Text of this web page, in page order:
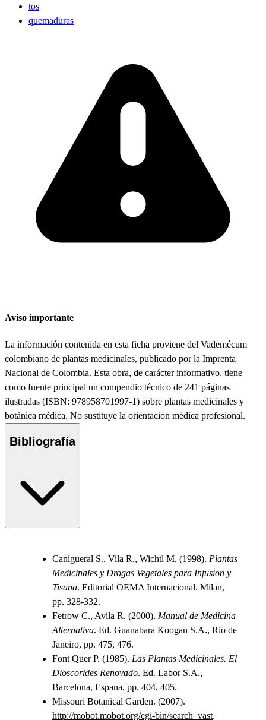
tos
quemaduras
Aviso importante
La información contenida en esta ficha proviene del Vademécum
colombiano de plantas medicinales, publicado por la Imprenta
Nacional de Colombia. Esta obra, de carácter informativo, tiene
como fuente principal un compendio técnico de 241 páginas
ilustradas (ISBN: 978958701997-1) sobre plantas medicinales y
botánica médica. No sustituye la orientación médica profesional.
Bibliografía
Canigueral S., Vila R., Wichtl M. (1998). Plantas
Medicinales y Drogas Vegetales para Infusion y
Tisana. Editorial OEMA Internacional. Milan,
pp. 328-332.
Fetrow C., Avila R. (2000). Manual de Medicina
Alternativa. Ed. Guanabara Koogan S.A., Rio de
Janeiro, pp. 475, 476.
Font Quer P. (1985). Las Plantas Medicinales. El
Dioscorides Renovado. Ed. Labor S.A.,
Barcelona, Espana, pp. 404, 405.
Missouri Botanical Garden. (2007).
http://mobot.mobot.org/cgi-bin/search_vast.